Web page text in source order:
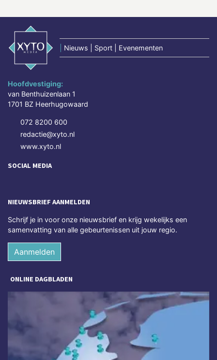
Nieuws | Sport | Evenementen
Hoofdvestiging:
van Benthuizenlaan 1
1701 BZ Heerhugowaard
072 8200 600
redactie@xyto.nl
www.xyto.nl
SOCIAL MEDIA
NIEUWSBRIEF AANMELDEN
Schrijf je in voor onze nieuwsbrief en krijg wekelijks een
samenvatting van alle gebeurtenissen uit jouw regio.
Aanmelden
ONLINE DAGBLADEN